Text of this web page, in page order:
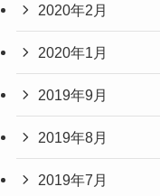
2020年2月
2020年1月
2019年9月
2019年8月
2019年7月